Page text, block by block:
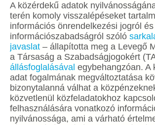
A közérdekű adatok
terén komoly visszalépéseket
információs önrendelkezési jogról és
információszabadságról szóló
javaslat – állapította meg a Levegő
a Társaság a Szabadságjogokért
állásfoglalásával egybehangzóan. A
adat fogalmának megváltoztatása
bizonytalanná válhat a
közvetlenül közfeladatokhoz
felhasználására vonatkozó
nyilvánossága, ami a várható